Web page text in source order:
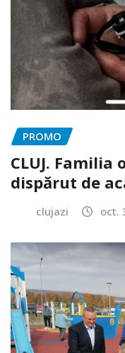
PROMO
CLUJ. Familia
dispărut de
clujazi oct.